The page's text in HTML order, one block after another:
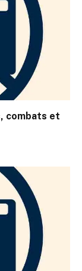
combats et